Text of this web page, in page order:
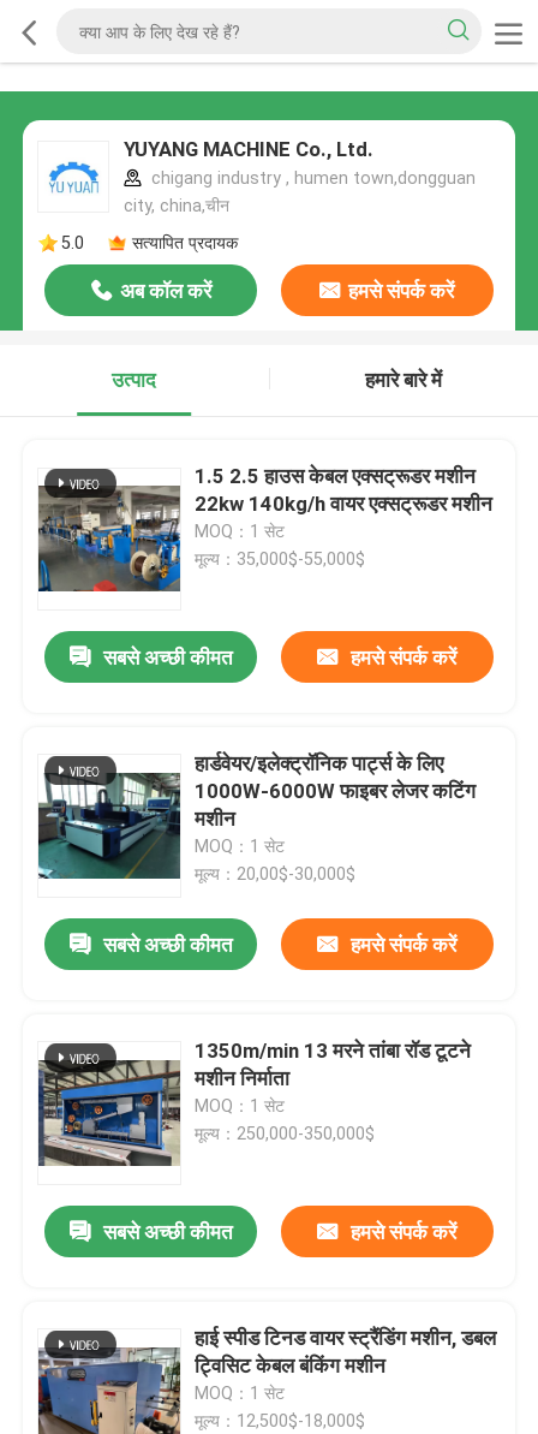
YUYANG MACHINE Co., Ltd.
chigang industry , humen town,dongguan
city, china,चीन
5.0
सत्यापित प्रदायक
अब कॉल करें हमसे संपर्क करें
उत्पाद हमारे बारे में
1.5 2.5 हाउस केबल एक्सट्रूडर मशीन
22kw 140kg/h वायर एक्सट्रूडर मशीन
MOQ：1 सेट
मूल्य：35,000$-55,000$
सबसे अच्छी कीमत हमसे संपर्क करें
हार्डवेयर/इलेक्ट्रॉनिक पार्ट्स के लिए
1000W-6000W फाइबर लेजर कटिंग
मशीन
MOQ：1 सेट
मूल्य：20,00$-30,000$
सबसे अच्छी कीमत हमसे संपर्क करें
1350m/min 13 मरने तांबा रॉड टूटने
मशीन निर्माता
MOQ：1 सेट
मूल्य：250,000-350,000$
सबसे अच्छी कीमत हमसे संपर्क करें
हाई स्पीड टिनड वायर स्ट्रैंडिंग मशीन, डबल
ट्विसिट केबल बंकिंग मशीन
MOQ：1 सेट
मूल्य：12,500$-18,000$